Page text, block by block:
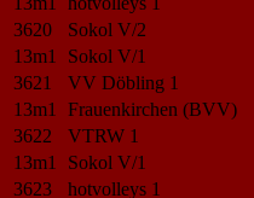
3620
Sokol V/2
13m1
Sokol V/1
3621
VV Döbling 1
13m1
Frauenkirchen (BVV)
3622
VTRW 1
13m1
Sokol V/1
3623
hotvolleys 1